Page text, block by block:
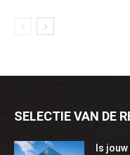
SELECTIE VAN DE
Is